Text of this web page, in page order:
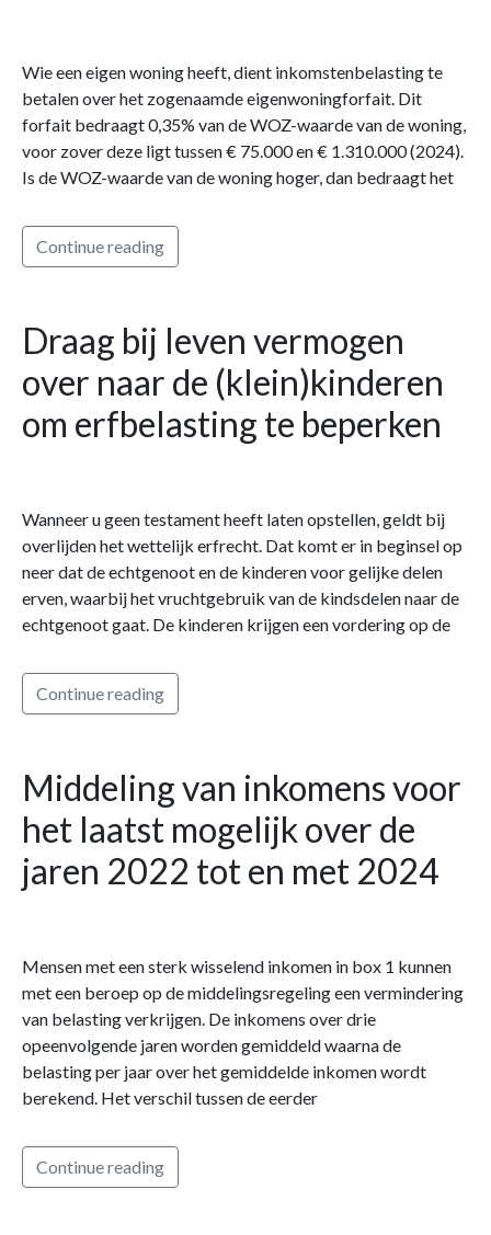
Wie een eigen woning heeft, dient inkomstenbelasting te
betalen over het zogenaamde eigenwoningforfait. Dit
forfait bedraagt 0,35% van de WOZ-waarde van de woning,
voor zover deze ligt tussen € 75.000 en € 1.310.000 (2024).
Is de WOZ-waarde van de woning hoger, dan bedraagt het
Continue reading
Draag bij leven vermogen
over naar de (klein)kinderen
om erfbelasting te beperken
Wanneer u geen testament heeft laten opstellen, geldt bij
overlijden het wettelijk erfrecht. Dat komt er in beginsel op
neer dat de echtgenoot en de kinderen voor gelijke delen
erven, waarbij het vruchtgebruik van de kindsdelen naar de
echtgenoot gaat. De kinderen krijgen een vordering op de
Continue reading
Middeling van inkomens voor
het laatst mogelijk over de
jaren 2022 tot en met 2024
Mensen met een sterk wisselend inkomen in box 1 kunnen
met een beroep op de middelingsregeling een vermindering
van belasting verkrijgen. De inkomens over drie
opeenvolgende jaren worden gemiddeld waarna de
belasting per jaar over het gemiddelde inkomen wordt
berekend. Het verschil tussen de eerder
Continue reading